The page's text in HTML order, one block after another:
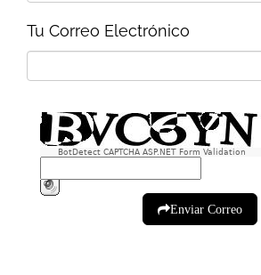
Tu Correo Electrónico
BotDetect CAPTCHA ASP.NET Form Validation
Enviar Correo